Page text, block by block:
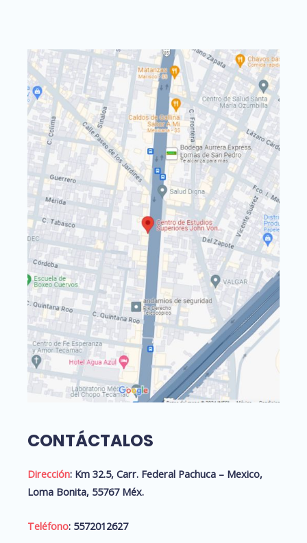
CONTÁCTALOS
Dirección: Km 32.5, Carr. Federal Pachuca – Mexico,
Loma Bonita, 55767 Méx.
Teléfono: 5572012627